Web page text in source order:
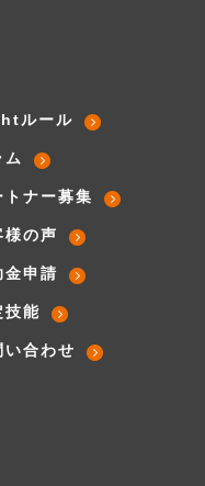
ルール
ム
トナー募集
様の声
金申請
技能
い合わせ